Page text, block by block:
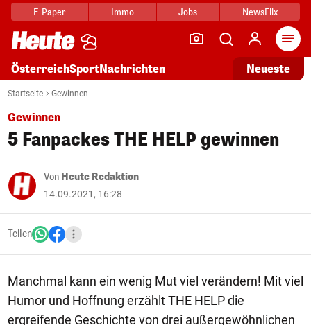
E-Paper Immo Jobs NewsFlix
ÖsterreichSportNachrichten Neueste
Startseite Gewinnen
Gewinnen
5 Fanpackes THE HELP gewinnen
Von Heute Redaktion
14.09.2021, 16:28
Teilen
Manchmal kann ein wenig Mut viel verändern! Mit viel
Humor und Hoffnung erzählt THE HELP die
ergreifende Geschichte von drei außergewöhnlichen